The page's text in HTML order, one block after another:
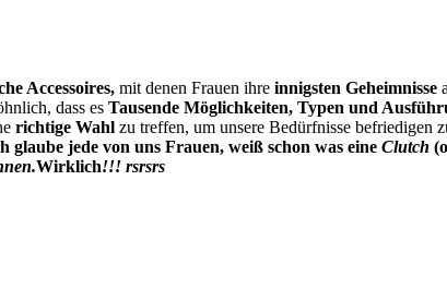
Accessoires, mit denen Frauen ihre innigsten Geheimnisse
dass es Tausende Möglichkeiten, Typen und
richtige Wahl zu treffen, um unsere Bedürfnisse befriedigen
glaube jede von uns Frauen, weiß schon was eine Clutch
.Wirklich!!! rsrsrs